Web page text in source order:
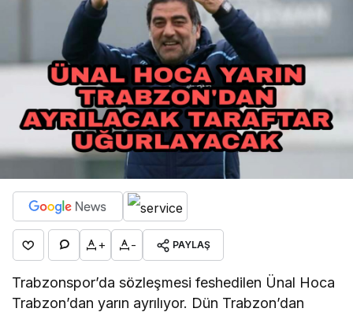
+ - PAYLAŞ
Trabzonspor’da sözleşmesi feshedilen Ünal Hoca
Trabzon’dan yarın ayrılıyor. Dün Trabzon’dan